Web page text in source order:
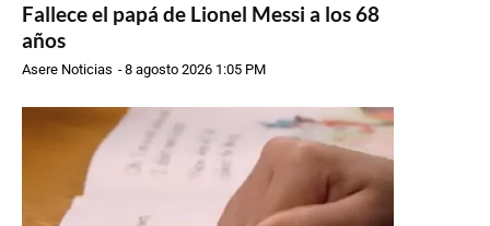
Fallece el papá de Lionel Messi a los 68
años
Asere Noticias -8 agosto 2026 1:05 PM